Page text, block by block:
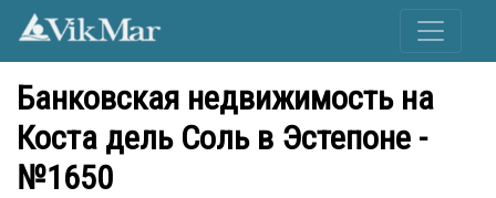
Банковская недвижимость на
Коста дель Соль в Эстепоне -
№1650